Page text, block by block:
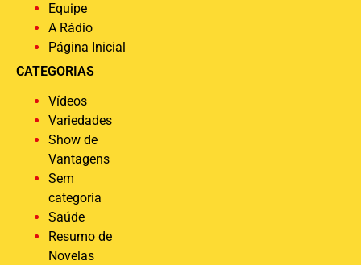
Equipe
A Rádio
Página Inicial
CATEGORIAS
Vídeos
Variedades
Show de
Vantagens
Sem
categoria
Saúde
Resumo de
Novelas